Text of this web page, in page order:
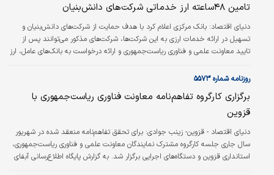
تامین ۴۸ساعته ارز خدماتی شرکت‌های دانش‌بنیان
دنیای اقتصاد: بانک مرکزی اعلام کرد با هدف حمایت از شرکت‌های دانش‌بنیان و
تسهیل در ارائه خدمات ارزی به این شرکت‌ها، شرکت‌های مذکور می‌‌توانند پس از
تایید معاونت علمی و فناوری ریاست‌جمهوری و ارائه درخواست به بانک‌‌های عامل، ارز
انجام آزمایش‌‌های علمی و فنی، شرکت در دوره‌های آموزشی و پژوهشی، دریافت
خارج از کشور را در مدت ۴۸ساعت دریافت کنند.
روزنامه شماره ۵۵۷۳
برگزاری کارگروه تفاهم‌‌نامه معاونت فناوری ریاست‌جمهوری با
قزوین
دنياي اقتصاد - قزوين- زينب جوادي: برای تحقق تفاهم‌‌نامه منعقد شده در شهریور
سال جاری جلسه کارگروه مشترک نمایندگان معاونت علمی و فناوری ریاست‌جمهوری،
استانداری قزوین و دستگاه‌های اجرایی برگزار شد. به گزارش پایگاه اطلاع‌‌رسانی آبفای